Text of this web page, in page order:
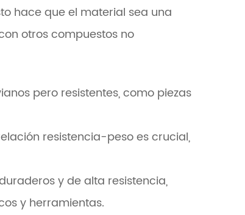
hace que el material sea una
otros compuestos no
pero resistentes, como piezas
resistencia-peso es crucial,
y de alta resistencia,
y herramientas.